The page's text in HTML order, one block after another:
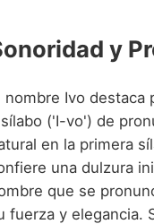
y
nombre Ivo
('I-vo') de
en la primera
una dulzura
que se
fuerza y elegancia.